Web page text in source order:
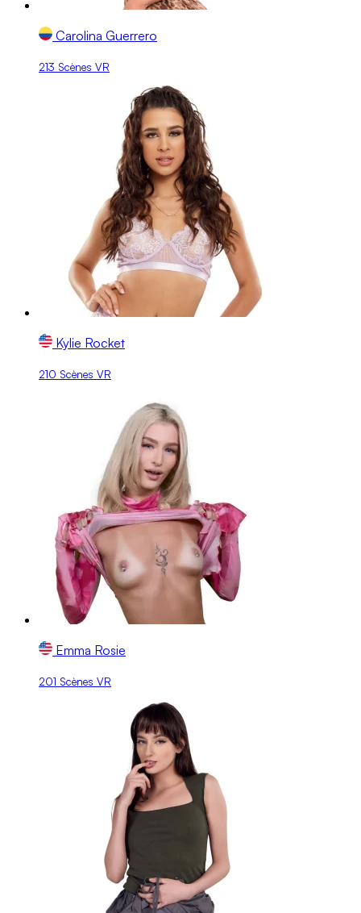
Carolina Guerrero
213 Scènes VR
Kylie Rocket
210 Scènes VR
Emma Rosie
201 Scènes VR